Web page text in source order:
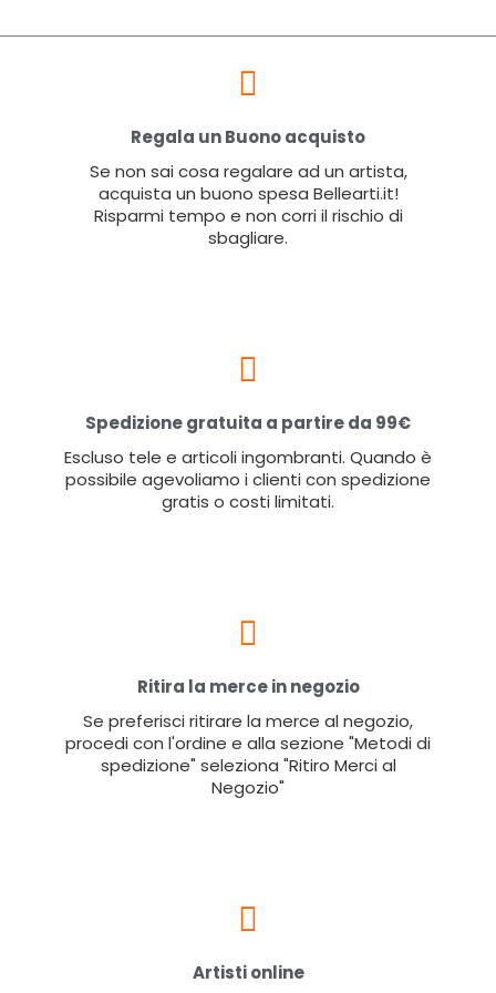
Regala un Buono acquisto
Se non sai cosa regalare ad un artista,
acquista un buono spesa Bellearti.it!
Risparmi tempo e non corri il rischio di
sbagliare.
Spedizione gratuita a partire da 99€
Escluso tele e articoli ingombranti. Quando è
possibile agevoliamo i clienti con spedizione
gratis o costi limitati.
Ritira la merce in negozio
Se preferisci ritirare la merce al negozio,
procedi con l'ordine e alla sezione "Metodi di
spedizione" seleziona "Ritiro Merci al
Negozio"
Artisti online